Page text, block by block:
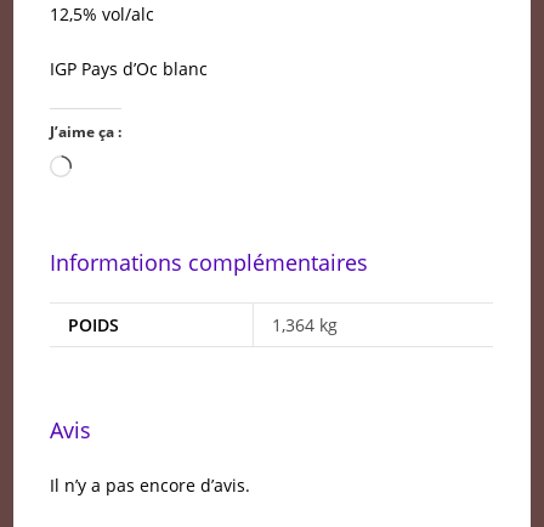
12,5% vol/alc
IGP Pays d’Oc blanc
J’aime ça :
Chargement…
Informations complémentaires
POIDS 1,364 kg
Avis
Il n’y a pas encore d’avis.